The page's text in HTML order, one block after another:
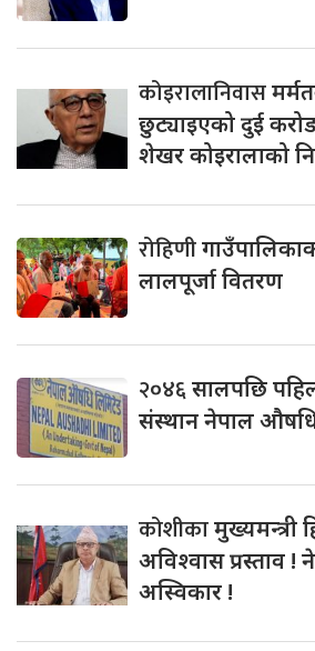
कोइरालानिवास
छुट्याइएको दुई
शेखर कोइरालाको
रोहिणी
लालपूर्जा वितरण
२०४६सालपछि
संस्थान नेपाल
कोशीकामुख्यमन्त्री
अविश्वास प्रस्ताव !
अस्विकार !